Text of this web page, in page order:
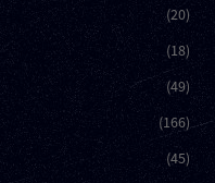
(20)
(18)
(49)
(166)
(45)